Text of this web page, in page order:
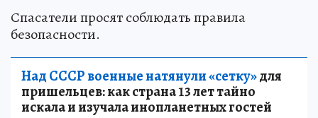
Спасатели просят соблюдать правила
безопасности.
Над СССР военные натянули «сетку»для
пришельцев: как страна 13 лет тайно
искала и изучала инопланетных гостей